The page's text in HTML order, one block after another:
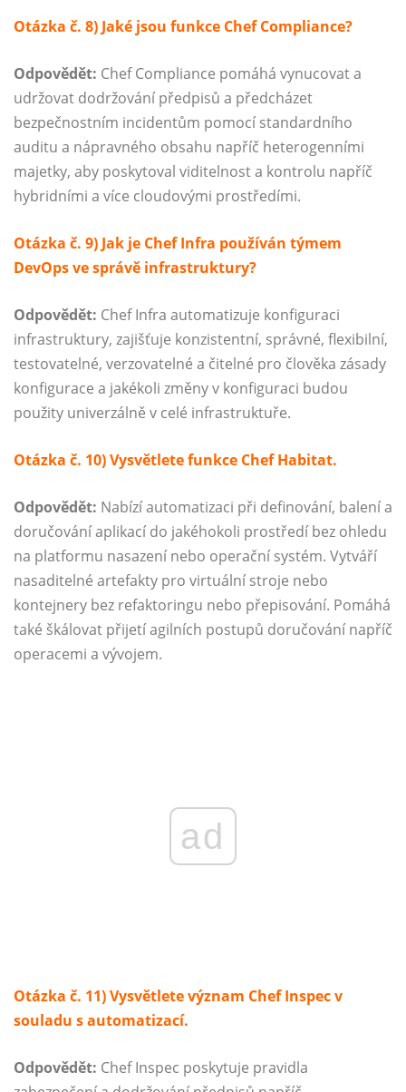
Otázka č. 8) Jaké jsou funkce Chef Compliance?
Odpovědět: Chef Compliance pomáhá vynucovat a
udržovat dodržování předpisů a předcházet
bezpečnostním incidentům pomocí standardního
auditu a nápravného obsahu napříč heterogenními
majetky, aby poskytoval viditelnost a kontrolu napříč
hybridními a více cloudovými prostředími.
Otázka č. 9) Jak je Chef Infra používán týmem
DevOps ve správě infrastruktury?
Odpovědět: Chef Infra automatizuje konfiguraci
infrastruktury, zajišťuje konzistentní, správné, flexibilní,
testovatelné, verzovatelné a čitelné pro člověka zásady
konfigurace a jakékoli změny v konfiguraci budou
použity univerzálně v celé infrastruktuře.
Otázka č. 10) Vysvětlete funkce Chef Habitat.
Odpovědět: Nabízí automatizaci při definování, balení a
doručování aplikací do jakéhokoli prostředí bez ohledu
na platformu nasazení nebo operační systém. Vytváří
nasaditelné artefakty pro virtuální stroje nebo
kontejnery bez refaktoringu nebo přepisování. Pomáhá
také škálovat přijetí agilních postupů doručování napříč
operacemi a vývojem.
ad
Otázka č. 11) Vysvětlete význam Chef Inspec v
souladu s automatizací.
Odpovědět: Chef Inspec poskytuje pravidla